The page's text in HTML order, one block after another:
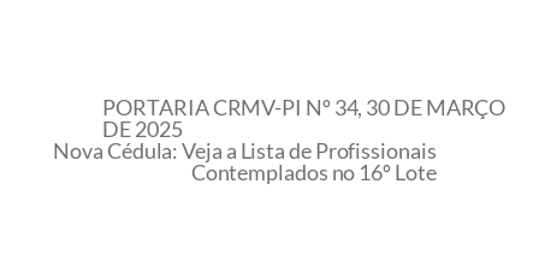
PORTARIA CRMV-PI Nº 34, 30 DE MARÇO
DE 2025
Nova Cédula: Veja a Lista de Profissionais
Contemplados no 16º Lote